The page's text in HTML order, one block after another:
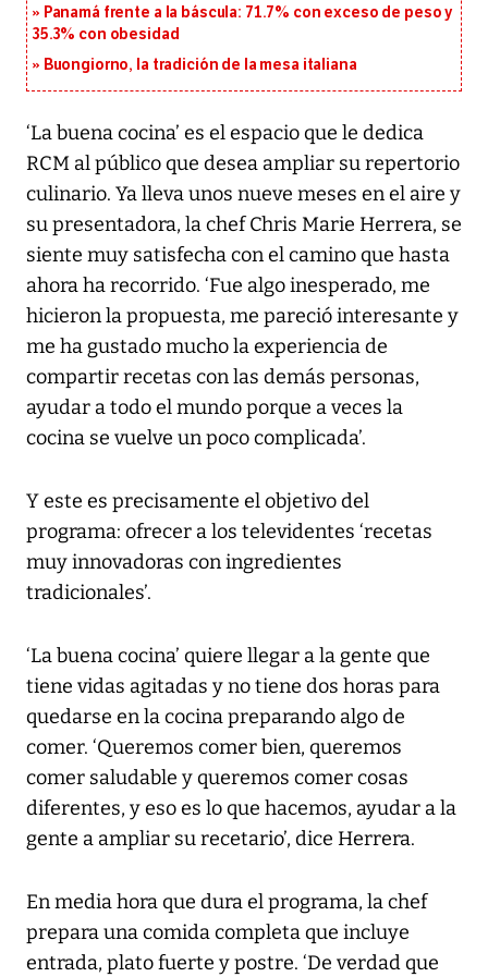
Panamá frente a la báscula: 71.7% con exceso de peso y
35.3% con obesidad
Buongiorno, la tradición de la mesa italiana
‘La buena cocina’ es el espacio que le dedica
RCM al público que desea ampliar su repertorio
culinario. Ya lleva unos nueve meses en el aire y
su presentadora, la chef Chris Marie Herrera, se
siente muy satisfecha con el camino que hasta
ahora ha recorrido. ‘Fue algo inesperado, me
hicieron la propuesta, me pareció interesante y
me ha gustado mucho la experiencia de
compartir recetas con las demás personas,
ayudar a todo el mundo porque a veces la
cocina se vuelve un poco complicada’.
Y este es precisamente el objetivo del
programa: ofrecer a los televidentes ‘recetas
muy innovadoras con ingredientes
tradicionales’.
‘La buena cocina’ quiere llegar a la gente que
tiene vidas agitadas y no tiene dos horas para
quedarse en la cocina preparando algo de
comer. ‘Queremos comer bien, queremos
comer saludable y queremos comer cosas
diferentes, y eso es lo que hacemos, ayudar a la
gente a ampliar su recetario’, dice Herrera.
En media hora que dura el programa, la chef
prepara una comida completa que incluye
entrada, plato fuerte y postre. ‘De verdad que